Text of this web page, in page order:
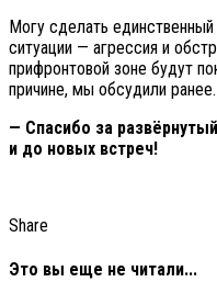
Могу сделать
ситуации — агрессия и
прифронтовой зоне будут
причине, мы обсудили ранее.
— Спасибо за
и до новых встреч!
Share
Это вы еще не читали...